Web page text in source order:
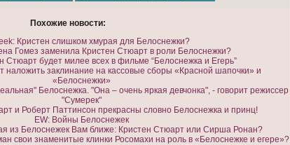
Похожие новости:
Кристен слишком хмурая для Белоснежки?
Гомез заменила Кристен Стюарт в роли Белоснежки?
Стюарт будет милее всех в фильме “Белоснежка и Егерь”
наложить заклинание на кассовые сборы «Красной шапочки» и
«Белоснежки»
Белоснежка. "Она – очень яркая девчонка", - говорит режиссер
"Сумерек"
и Роберт Паттинсон прекрасны словно Белоснежка и принц!
EW: Войны Белоснежек
из Белоснежек Вам ближе: Кристен Стюарт или Сирша Ронан?
свои знаменитые клинки Росомахи на роль в «Белоснежке и егере»?